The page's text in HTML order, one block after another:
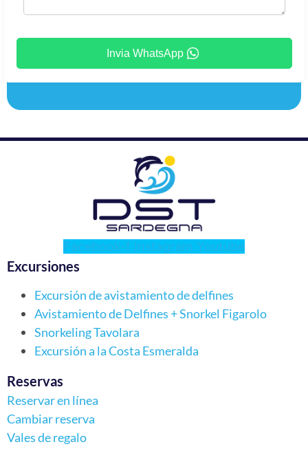
Invia WhatsApp
Facebook-f Instagram Youtube
Excursiones
Excursión de avistamiento de delfines
Avistamiento de Delfines + Snorkel Figarolo
Snorkeling Tavolara
Excursión a la Costa Esmeralda
Reservas
Reservar en línea
Cambiar reserva
Vales de regalo